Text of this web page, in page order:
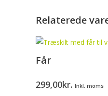
Relaterede
Får
299,00kr. Inkl. moms